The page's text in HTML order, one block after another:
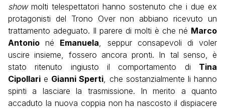
showmolti telespettatori hanno sostenuto che i due ex
protagonisti del Trono Over non abbiano ricevuto un
trattamento adeguato. Il parere di molti è che né Marco
Antonio né Emanuela , seppur consapevoli di voler
uscire insieme, fossero ancora pronti. In tal senso, è
stato ritenuto ingiusto il comportamento di Tina
Cipollari e Gianni Sperti , che sostanzialmente li hanno
spinti a lasciare la trasmissione. In merito a quanto
accaduto la nuova coppia non ha nascosto il dispiacere